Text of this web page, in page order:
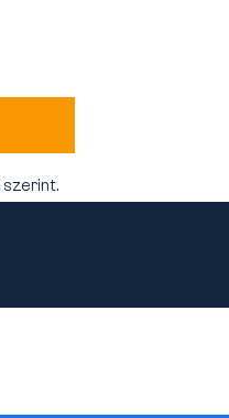
szerint.